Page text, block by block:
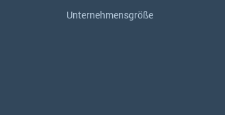
Unternehmensgröße